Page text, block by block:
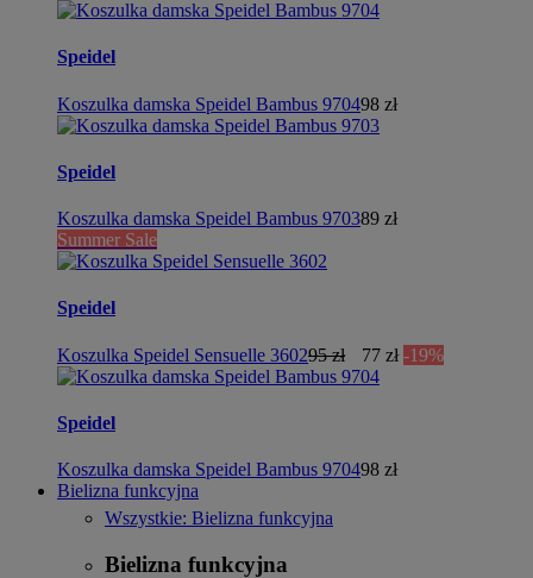
Speidel
Koszulka damska Speidel Bambus 970498 zł
Speidel
Koszulka damska Speidel Bambus 970389 zł
Summer Sale
Speidel
Koszulka Speidel Sensuelle 360295 zł 77 zł -19%
Speidel
Koszulka damska Speidel Bambus 970498 zł
Bielizna funkcyjna
Wszystkie: Bielizna funkcyjna
Bielizna funkcyjna